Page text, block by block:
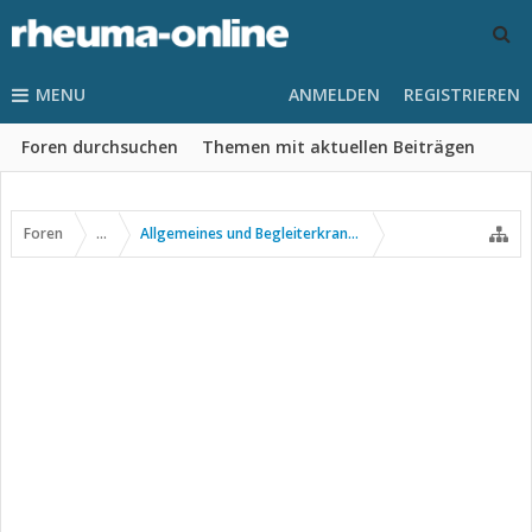
MENU
Foren durchsuchen Themen mit aktuellen Beiträgen
ANMELDEN REGISTRIEREN
Foren ... Allgemeines und Begleiterkrankungen